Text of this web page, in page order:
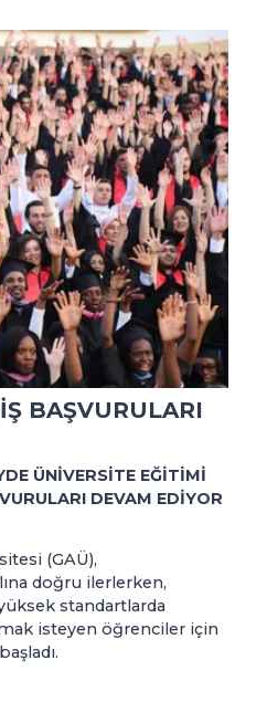
BAŞVURULARI
ÜNİVERSİTE EĞİTİMİ
DEVAM EDİYOR
(GAÜ),
doğru ilerlerken,
standartlarda
isteyen öğrenciler için